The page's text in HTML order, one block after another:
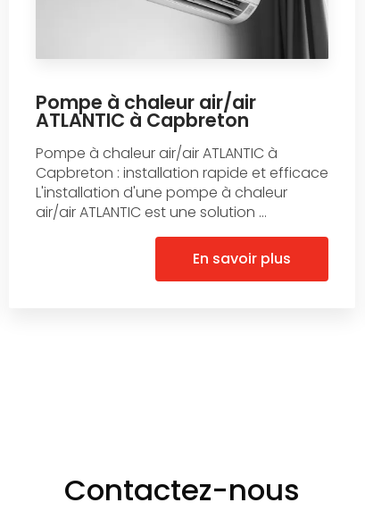
Pompe à chaleur air/air
ATLANTIC à Capbreton
Pompe à chaleur air/air ATLANTIC à
Capbreton : installation rapide et efficace
L'installation d'une pompe à chaleur
air/air ATLANTIC est une solution ...
En savoir plus
Contactez-nous